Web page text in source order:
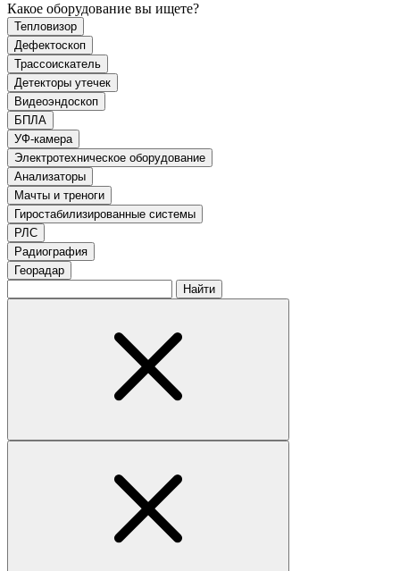
Какое оборудование вы ищете?
Тепловизор
Дефектоскоп
Трассоискатель
Детекторы утечек
Видеоэндоскоп
БПЛА
УФ-камера
Электротехническое оборудование
Анализаторы
Мачты и треноги
Гиростабилизированные системы
РЛС
Радиография
Георадар
Найти